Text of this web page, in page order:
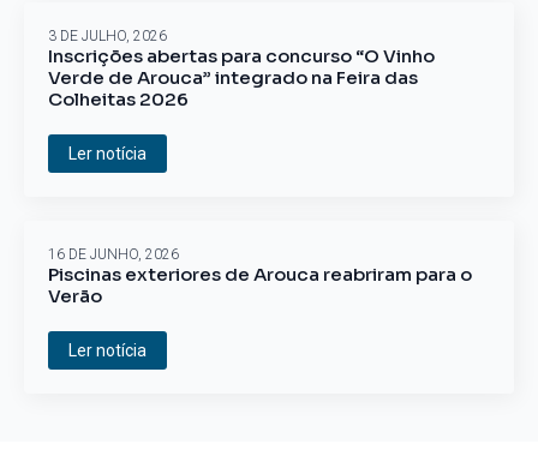
Inscrições abertas para concurso “O Vinho
Verde de Arouca” integrado na Feira das
Colheitas 2026
3 DE JULHO, 2026
Ler notícia
Piscinas exteriores de Arouca reabriram para o
Verão
16 DE JUNHO, 2026
Ler notícia